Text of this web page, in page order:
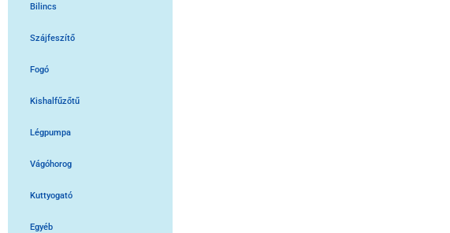
Bilincs
Szájfeszítő
Fogó
Kishalfűzőtű
Légpumpa
Vágóhorog
Kuttyogató
Egyéb